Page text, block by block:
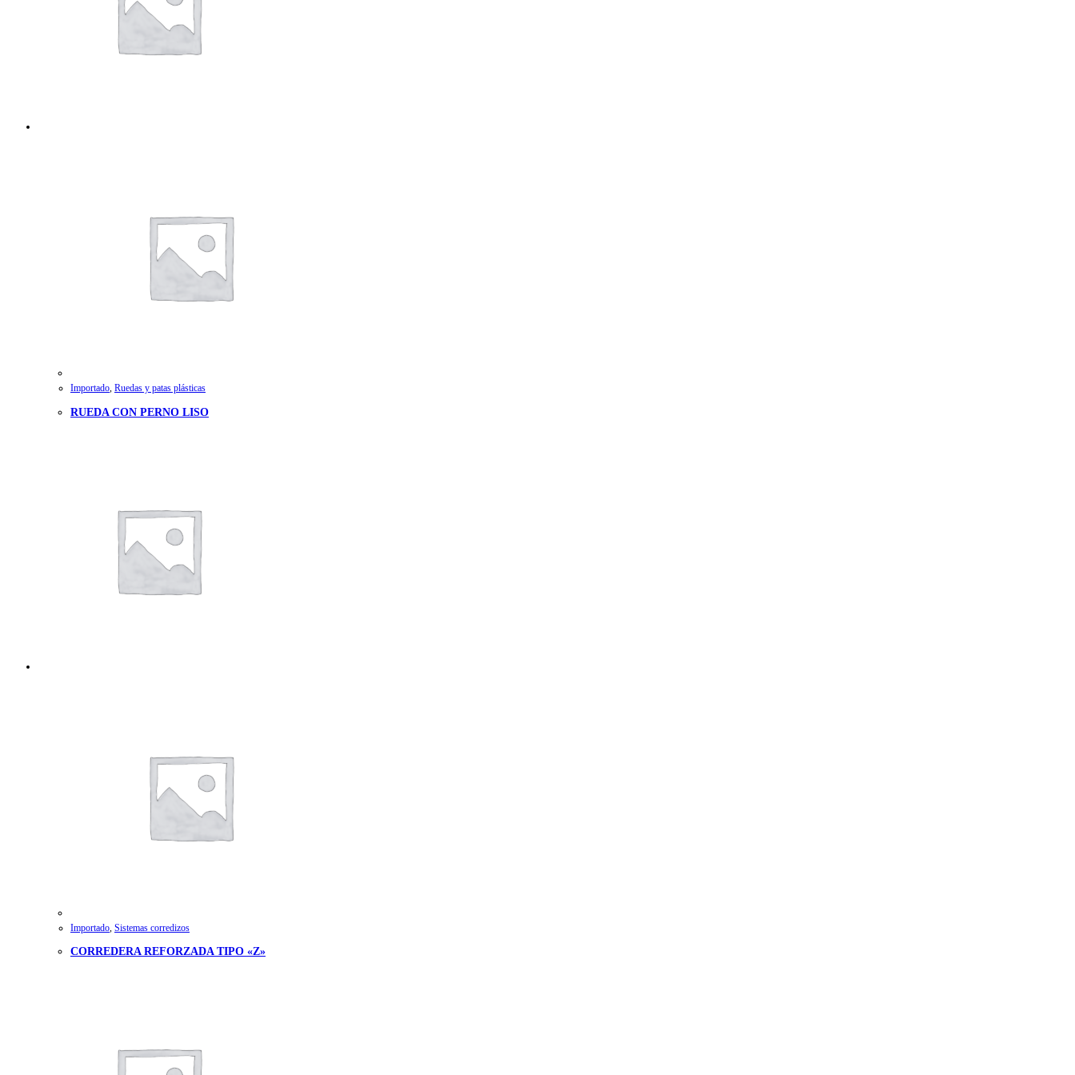
Importado, Ruedas y patas plásticas
RUEDA CON PERNO LISO
Importado Sistemas corredizos
CORREDERA REFORZADA TIPO «Z»